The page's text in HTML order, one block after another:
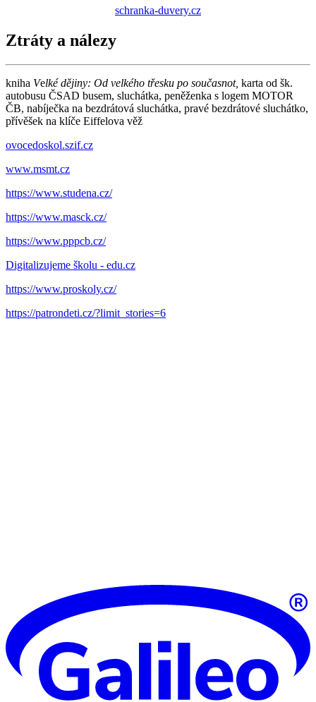
schranka-duvery.cz
Ztráty a nálezy
kniha Velké dějiny: Od velkého třesku po současnot, karta od šk.
autobusu ČSAD busem, sluchátka, peněženka s logem MOTOR
ČB, nabíječka na bezdrátová sluchátka, pravé bezdrátové sluchátko,
přívěšek na klíče Eiffelova věž
ovocedoskol.szif.cz
www.msmt.cz
https://www.studena.cz/
https://www.masck.cz/
https://www.pppcb.cz/
Digitalizujeme školu - edu.cz
https://www.proskoly.cz/
https://patrondeti.cz/?limit_stories=6